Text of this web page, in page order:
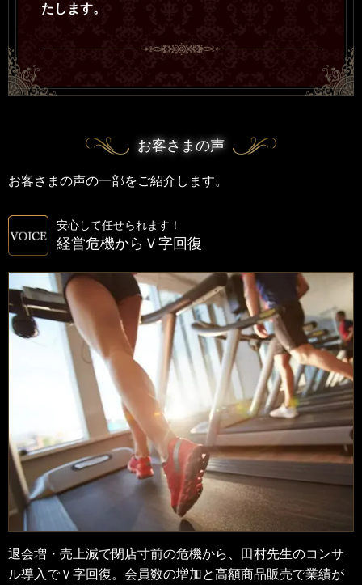
たします。
お客さまの声
お客さまの声の一部をご紹介します。
安心して任せられます！
経営危機からＶ字回復
退会増・売上減で閉店寸前の危機から、田村先生のコンサ
ル導入でＶ字回復。会員数の増加と高額商品販売で業績が